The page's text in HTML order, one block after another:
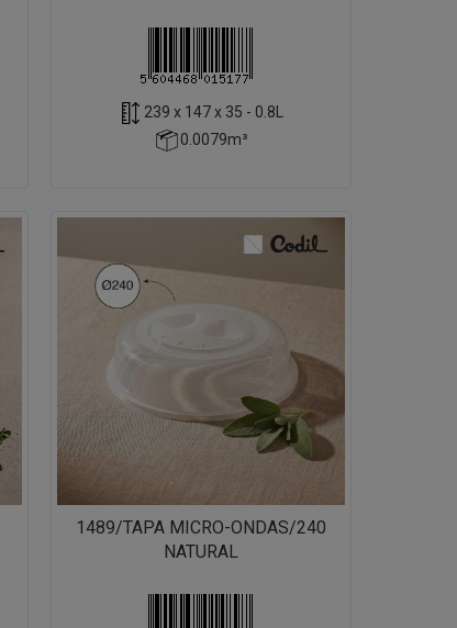
239 x 147 x 35 - 0.8L
0.0079m³
1489/TAPA MICRO-ONDAS/240
NATURAL